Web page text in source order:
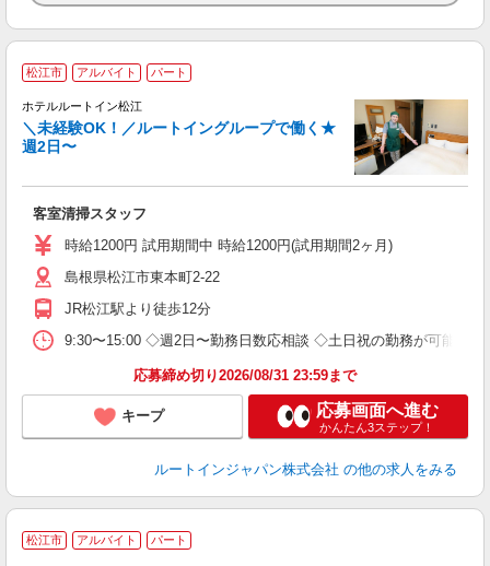
松江市 アルバイト パート
ホテルルートイン松江
＼未経験OK！／ルートイングループで働く★
週2日〜
客室清掃スタッフ
時給1200円 試用期間中 時給1200円(試用期間2ヶ月)
島根県松江市東本町2-22
JR松江駅より徒歩12分
9:30〜15:00 ◇週2日〜勤務日数応相談 ◇土日祝の勤務が可能な方
応募締め切り2026/08/31 23:59まで
キープ 応募画面へ進む
かんたん3ステップ！
ルートインジャパン株式会社 の他の求人をみる
松江市 アルバイト パート